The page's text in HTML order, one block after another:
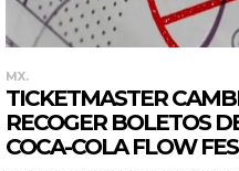
MX.
TICKETMASTER
RECOGER BOLETOS
COCA-COLA FLOW